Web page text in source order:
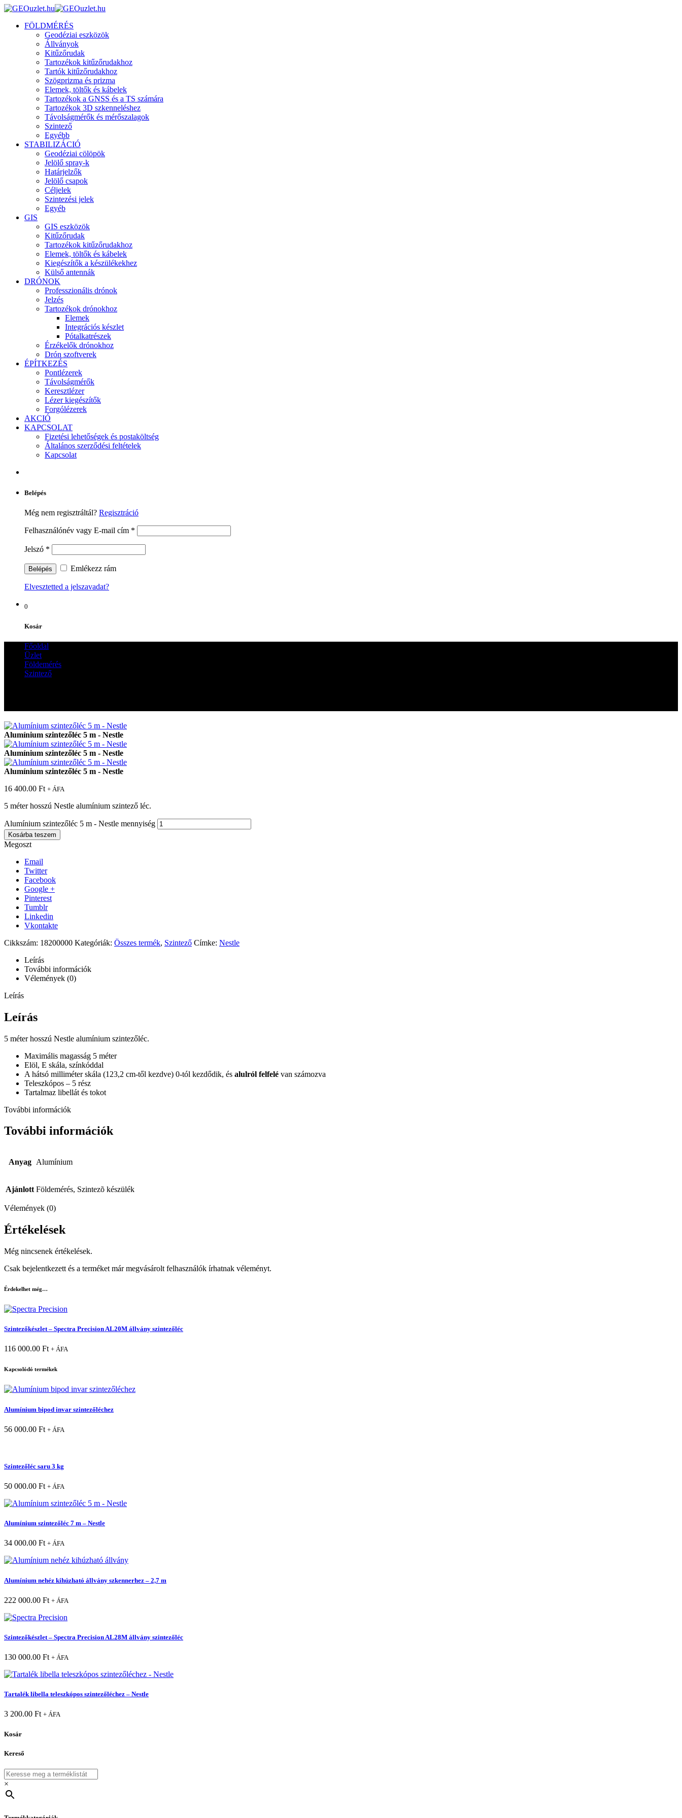
FÖLDMÉRÉS
Geodéziai eszközök
Állványok
Kitűzőrudak
Tartozékok kitűzőrudakhoz
Tartók kitűzőrudakhoz
Szögprizma és prizma
Elemek, töltők és kábelek
Tartozékok a GNSS és a TS számára
Tartozékok 3D szkenneléshez
Távolságmérők és mérőszalagok
Szintező
Egyébb
STABILIZÁCIÓ
Geodéziai cölöpök
Jelölő spray-k
Határjelzők
Jelölő csapok
Céljelek
Szintezési jelek
Egyéb
GIS
GIS eszközök
Kitűzőrudak
Tartozékok kitűzőrudakhoz
Elemek, töltők és kábelek
Kiegészítők a készülékekhez
Külső antennák
DRÓNOK
Professzionális drónok
Jelzés
Tartozékok drónokhoz
Elemek
Integrációs készlet
Pótalkatrészek
Érzékelők drónokhoz
Drón szoftverek
ÉPÍTKEZÉS
Pontlézerek
Távolságmérők
Keresztlézer
Lézer kiegészítők
Forgólézerek
AKCIÓ
KAPCSOLAT
Fizetési lehetőségek és postaköltség
Általános szerződési feltételek
Kapcsolat
Belépés
Még nem regisztráltál? Regisztráció
Felhasználónév vagy E-mail cím *
Jelszó *
Emlékezz rám
Elvesztetted a jelszavadat?
0
Kosár
Főoldal
Üzlet
Földemérés
Szintező
Alumínium szintezőléc 5 m - Nestle
Alumínium szintezőléc 5 m - Nestle
Alumínium szintezőléc 5 m - Nestle
16 400.00 Ft + ÁFA
5 méter hosszú Nestle alumínium szintező léc.
Alumínium szintezőléc 5 m - Nestle mennyiség
Kosárba teszem
Megoszt
Email
Twitter
Facebook
Google +
Pinterest
Tumblr
Linkedin
Vkontakte
Cikkszám: 18200000 Kategóriák: Összes termék, Szintező Címke: Nestle
Leírás
További információk
Vélemények (0)
Leírás
Leírás
5 méter hosszú Nestle alumínium szintezőléc.
Maximális magasság 5 méter
Elöl, E skála, színkóddal
A hátsó milliméter skála (123,2 cm-től kezdve) 0-tól kezdődik, és alulról felfelé van számozva
Teleszkópos – 5 rész
Tartalmaz libellát és tokot
További információk
További információk
Anyag Alumínium
Ajánlott Földemérés, Szintezõ készülék
Vélemények (0)
Értékelések
Még nincsenek értékelések.
Csak bejelentkezett és a terméket már megvásárolt felhasználók írhatnak véleményt.
Érdekelhet még…
Szintezőkészlet – Spectra Precision AL20M állvány szintezőléc
116 000.00 Ft + ÁFA
Kapcsolódó termékek
Alumínium bipod invar szintezőléchez
56 000.00 Ft + ÁFA
Szintezőléc saru 3 kg
50 000.00 Ft + ÁFA
Alumínium szintezőléc 7 m – Nestle
34 000.00 Ft + ÁFA
Alumínium nehéz kihúzható állvány szkennerhez – 2,7 m
222 000.00 Ft + ÁFA
Szintezőkészlet – Spectra Precision AL28M állvány szintezőléc
130 000.00 Ft + ÁFA
Tartalék libella teleszkópos szintezőléchez – Nestle
3 200.00 Ft + ÁFA
Kosár
Kereső
×